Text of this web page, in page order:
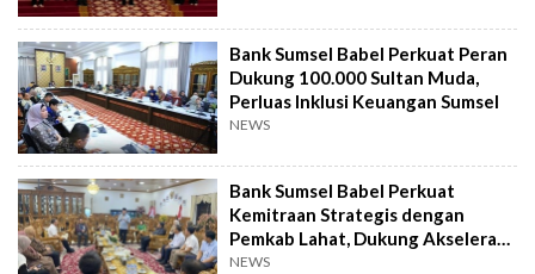
Bank Sumsel Babel Perkuat Peran
Dukung 100.000 Sultan Muda,
Perluas Inklusi Keuangan Sumsel
NEWS
Bank Sumsel Babel Perkuat
Kemitraan Strategis dengan
Pemkab Lahat, Dukung Akselerasi
Ekonomi Daerah
NEWS